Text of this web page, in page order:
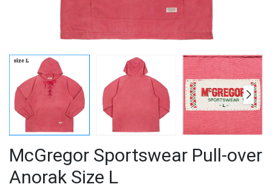
McGregor Sportswear Pull-over
Anorak Size L